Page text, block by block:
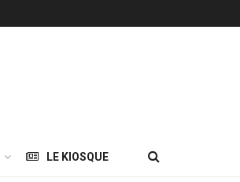
LE KIOSQUE